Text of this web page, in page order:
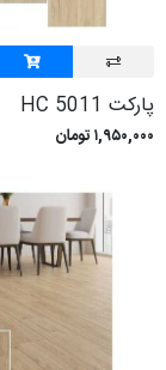
پارکت HC 5011
۱,۹۵۰,۰۰۰ تومان